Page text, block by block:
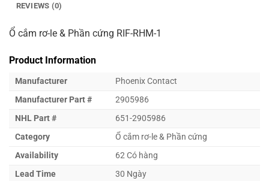
REVIEWS (0)
Ổ cắm rơ-le & Phần cứng RIF-RHM-1
Product Information
Manufacturer
Phoenix Contact
Manufacturer Part #
2905986
NHL Part #
651-2905986
Category
Ổ cắm rơ-le & Phần cứng
Availability
62 Có hàng
Lead Time
30 Ngày